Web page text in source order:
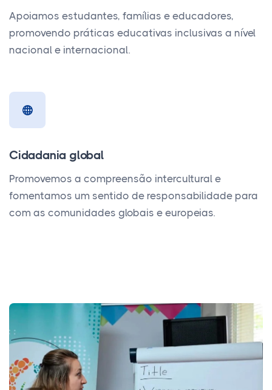
Apoiamos estudantes, famílias e educadores,
promovendo práticas educativas inclusivas a nível
nacional e internacional.
Cidadania global
Promovemos a compreensão intercultural e
fomentamos um sentido de responsabilidade para
com as comunidades globais e europeias.